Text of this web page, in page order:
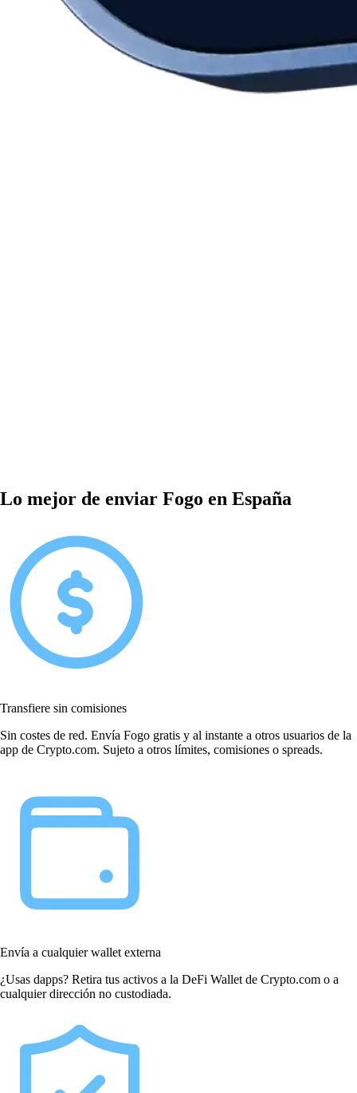
Lo mejor de enviar Fogo en España
Transfiere sin comisiones
Sin costes de red. Envía Fogo gratis y al instante a otros usuarios de la
app de Crypto.com. Sujeto a otros límites, comisiones o spreads.
Envía a cualquier wallet externa
¿Usas dapps? Retira tus activos a la DeFi Wallet de Crypto.com o a
cualquier dirección no custodiada.